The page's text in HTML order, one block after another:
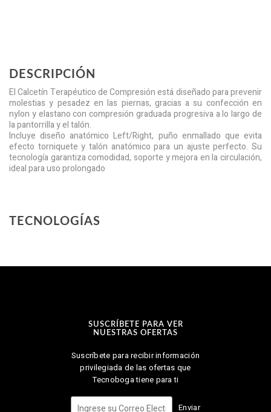
DESCRIPCIÓN
El Calcetín Terapéutico de Compresión está diseñado para prevenir
molestias y pesadez en las piernas, gracias a su confección en
nylon y elastano con compresión graduada progresiva a lo largo de
la pantorrilla y el talón.
Incluye diseño anatómico Left/Right, puño enmallado que evita
efecto torniquete y talón anatómico para un ajuste perfecto. Su
tecnología garantiza comodidad, soporte y mejora en la circulación,
ideal para uso prolongado
TECNOLOGÍAS
SUSCRÍBETE PARA VER
NUESTRAS OFERTAS
Suscríbete para recibir información
privilegiada de las ofertas que
Tecnoboga tiene para ti
Enviar